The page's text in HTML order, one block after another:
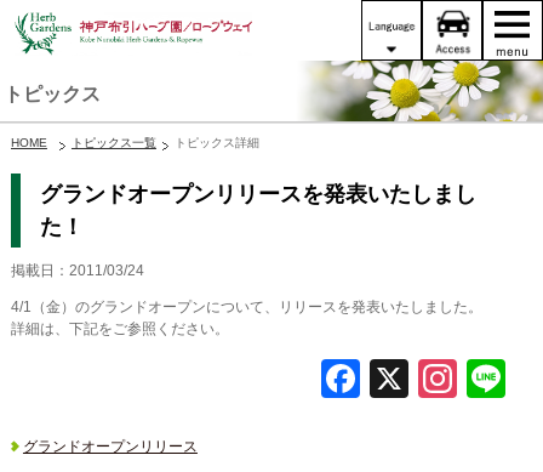
トピックス
HOME トピックス一覧 トピックス詳細
グランドオープンリリースを発表いたしまし
た！
掲載日：2011/03/24
4/1（金）のグランドオープンについて、リリースを発表いたしました。
詳細は、下記をご参照ください。
F X In
グランドオープンリリース